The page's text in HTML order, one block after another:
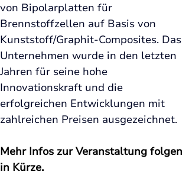
von Bipolarplatten für
Brennstoffzellen auf Basis von
Kunststoff/Graphit-Composites. Das
Unternehmen wurde in den letzten
Jahren für seine hohe
Innovationskraft und die
erfolgreichen Entwicklungen mit
zahlreichen Preisen ausgezeichnet.
Mehr Infos zur Veranstaltung folgen
in Kürze.